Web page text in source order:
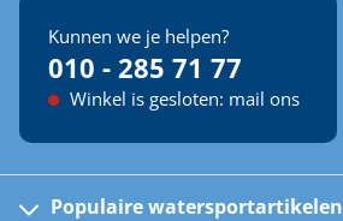
Kunnen we je helpen?
010 - 285 71 77
Winkel is gesloten: mail ons
Populaire watersportartikelen